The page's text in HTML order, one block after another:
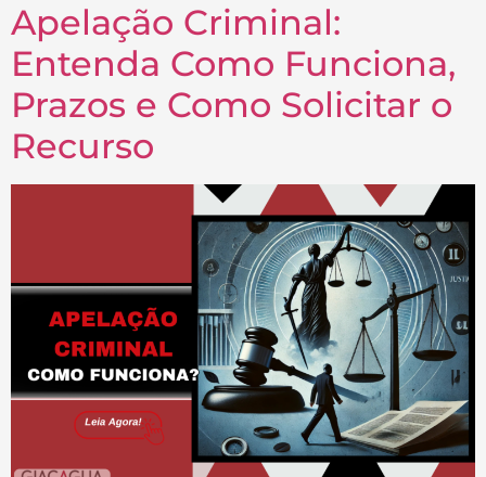
Apelação Criminal:
Entenda Como Funciona,
Prazos e Como Solicitar o
Recurso